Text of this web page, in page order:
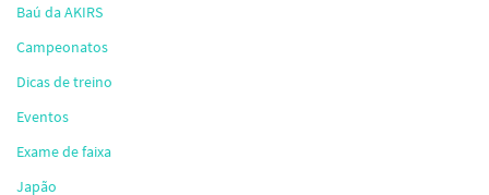
Baú da AKIRS
Campeonatos
Dicas de treino
Eventos
Exame de faixa
Japão